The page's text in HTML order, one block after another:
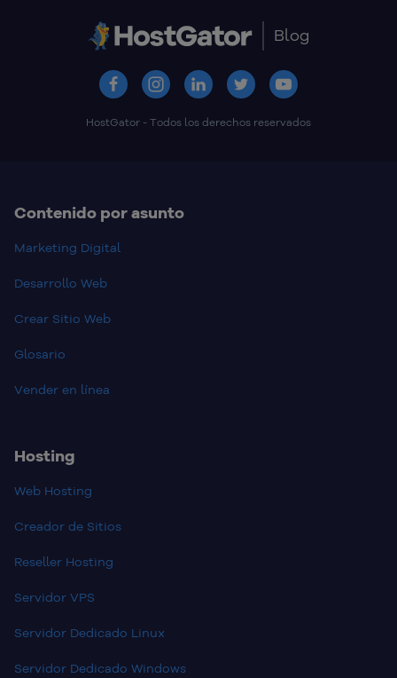
Blog
HostGator - Todos los derechos reservados
Contenido por asunto
Marketing Digital
Desarrollo Web
Crear Sitio Web
Glosario
Vender en línea
Hosting
Web Hosting
Creador de Sitios
Reseller Hosting
Servidor VPS
Servidor Dedicado Linux
Servidor Dedicado Windows